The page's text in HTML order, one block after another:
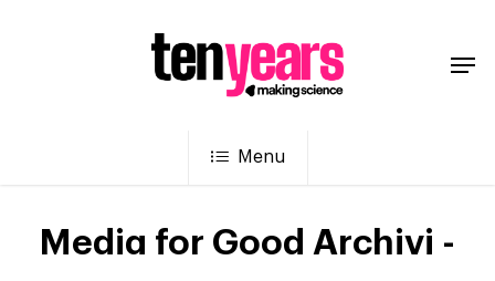
Menu
Media for Good Archivi -